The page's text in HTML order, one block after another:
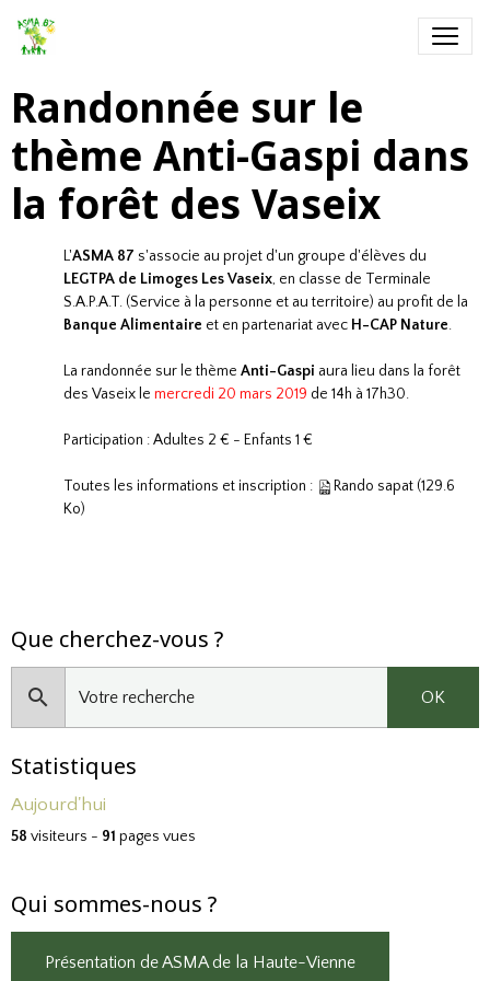
Randonnée sur le
thème Anti-Gaspi dans
la forêt des Vaseix
L'ASMA 87 s'associe au projet d'un groupe d'élèves du
LEGTPA de Limoges Les Vaseix, en classe de Terminale
S.A.P.A.T. (Service à la personne et au territoire) au profit de la
Banque Alimentaire et en partenariat avec H-CAP Nature.
La randonnée sur le thème Anti-Gaspi aura lieu dans la forêt
des Vaseix le mercredi 20 mars 2019 de 14h à 17h30.
Participation : Adultes 2 € - Enfants 1 €
Toutes les informations et inscription : Rando sapat (129.6
Ko)
Que cherchez-vous ?
OK
Statistiques
Aujourd'hui
58 visiteurs - 91 pages vues
Qui sommes-nous ?
Présentation de ASMA de la Haute-Vienne